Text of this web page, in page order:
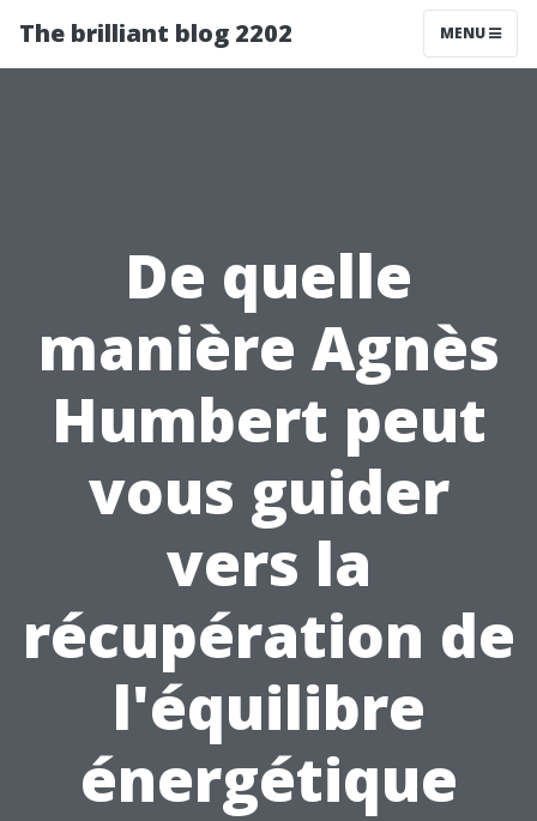
The brilliant blog 2202 MENU
De quelle
manière Agnès
Humbert peut
vous guider
vers la
récupération de
l'équilibre
énergétique